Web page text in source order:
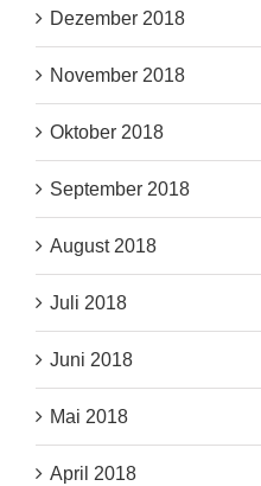
Dezember 2018
November 2018
Oktober 2018
September 2018
August 2018
Juli 2018
Juni 2018
Mai 2018
April 2018